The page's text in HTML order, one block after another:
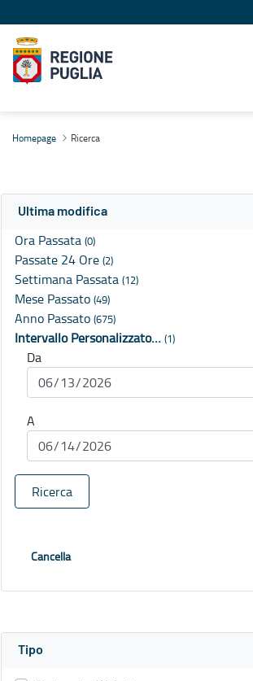
Homepage Ricerca
Ultima modifica
Ora Passata (0)
Passate 24 Ore (2)
Settimana Passata (12)
Mese Passato (49)
Anno Passato (675)
Intervallo Personalizzato… (1)
Da
A
Ricerca
Cancella
Tipo